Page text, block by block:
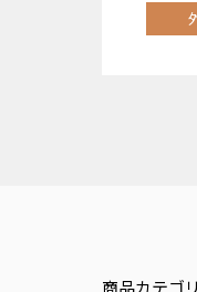
商品カテゴリ